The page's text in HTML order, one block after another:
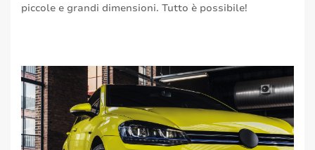
piccole e grandi dimensioni. Tutto è possibile!